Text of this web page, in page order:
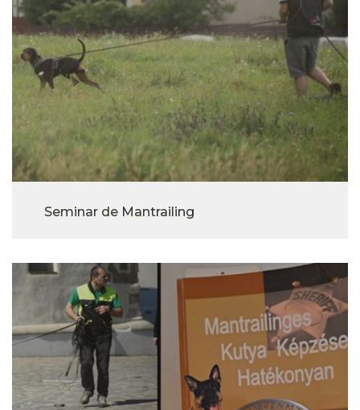
Seminar de Mantrailing